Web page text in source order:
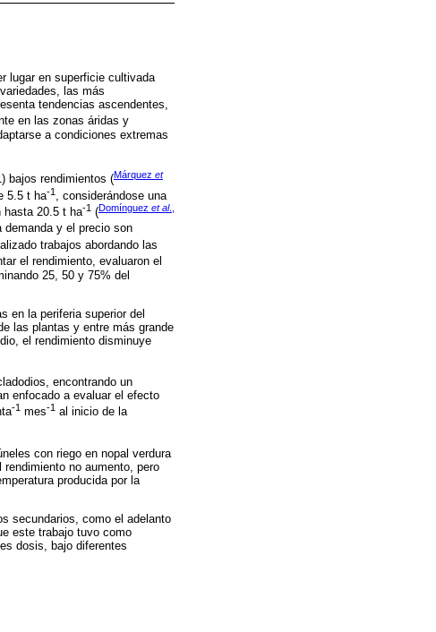
lugar en superficie cultivada
las más
tendencias ascendentes,
en las zonas áridas y
a condiciones extremas
bajos rendimientos (Márquez et
5.5 t ha-1
, considerándose una
hasta 20.5 t ha-1 (Domínguez et al.,
y el precio son
trabajos abordando las
el rendimiento, evaluaron el
25, 50 y 75% del
en la periferia superior del
las plantas y entre más grande
el rendimiento disminuye
encontrando un
enfocado a evaluar el efecto
-1 mes-1 al inicio de la
con riego en nopal verdura
no aumento, pero
producida por la
secundarios, como el adelanto
este trabajo tuvo como
dosis, bajo diferentes